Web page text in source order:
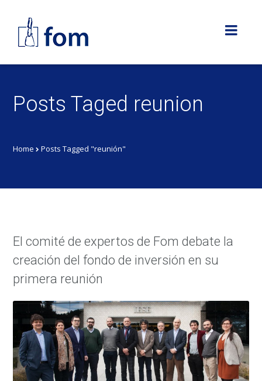
Posts Taged reunion
Home Posts Tagged "reunión"
El comité de expertos de Fom debate la
creación del fondo de inversión en su
primera reunión